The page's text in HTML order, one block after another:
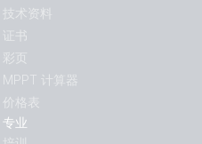
技术资料
证书
彩页
MPPT 计算器
价格表
专业